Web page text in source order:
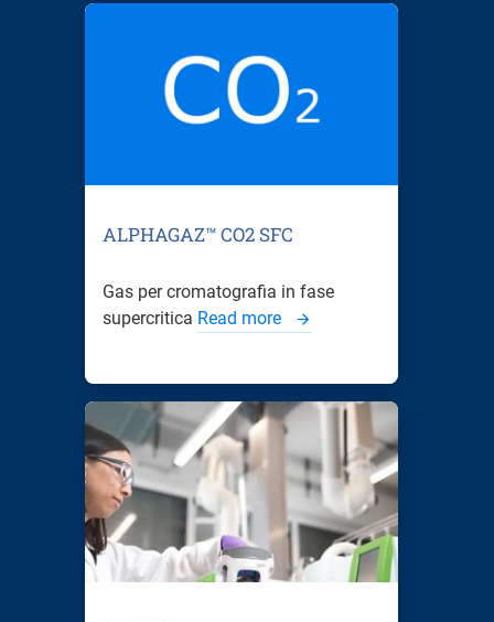
ALPHAGAZ™ CO2 SFC
Gas per cromatografia in fase
supercritica Read more